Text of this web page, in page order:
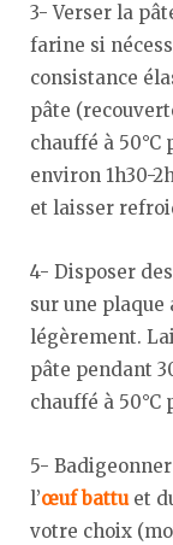
3- Verser la
farine si
consistance
pâte
chauffé à
environ 1h30-
et laisser
4- Disposer
sur une
légèrement.
pâte pendant
chauffé à
5-
l’œuf battuet
votre choix